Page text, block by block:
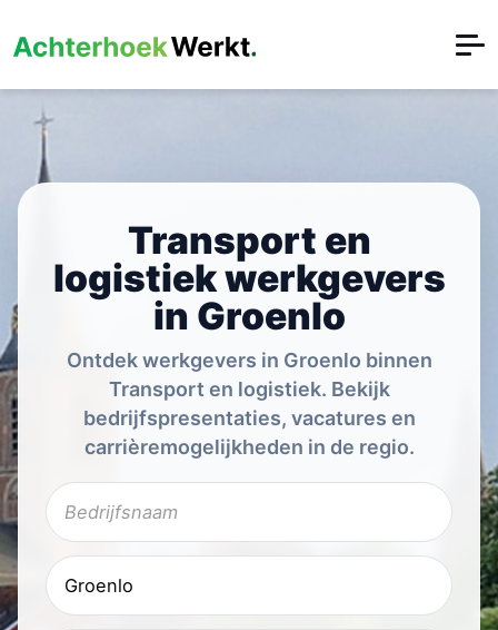
Transport en
logistiek werkgevers
in Groenlo
Ontdek werkgevers in Groenlo binnen
Transport en logistiek. Bekijk
bedrijfspresentaties, vacatures en
carrièremogelijkheden in de regio.